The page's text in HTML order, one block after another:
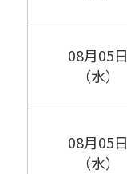
08月05日
（水）
08月05日
（水）